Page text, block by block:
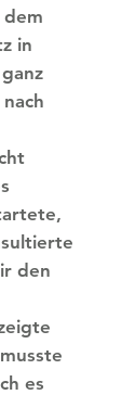
in
den
es